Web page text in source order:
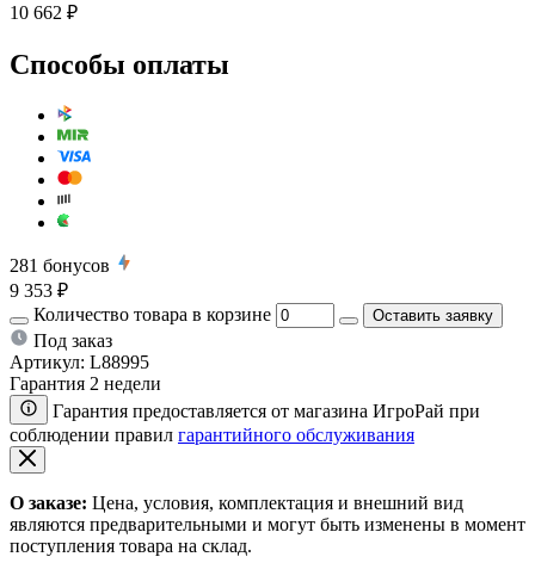
10 662 ₽
Способы оплаты
281 бонусов
9 353 ₽
Количество товара в корзине
Оставить заявку
Под заказ
Артикул: L88995
Гарантия 2 недели
Гарантия предоставляется от магазина ИгроРай при
соблюдении правил гарантийного обслуживания
О заказе: Цена, условия, комплектация и внешний вид
являются предварительными и могут быть изменены в момент
поступления товара на склад.